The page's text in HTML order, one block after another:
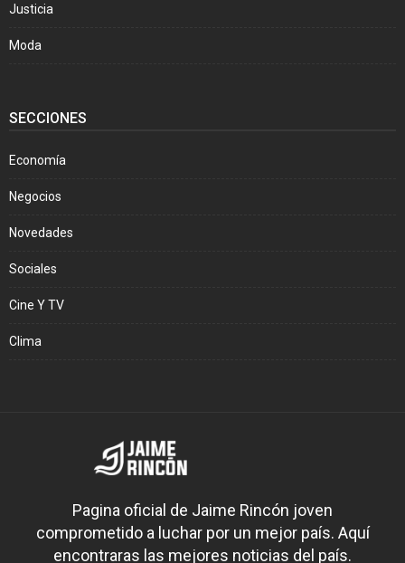
Justicia
Moda
SECCIONES
Economía
Negocios
Novedades
Sociales
Cine Y TV
Clima
Pagina oficial de Jaime Rincón joven
comprometido a luchar por un mejor país. Aquí
encontraras las mejores noticias del país.